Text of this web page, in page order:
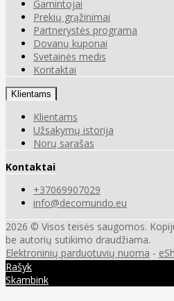
Gamintojai
Prekių grąžinimai
Partnerystės programa
Dovanų kuponai
Svetainės medis
Kontaktai
Klientams
Klientams
Užsakymų istorija
Norų sąrašas
Kontaktai
+37069907029
info@decomundo.eu
2026 © Visos teisės saugomos.
be autorių sutikimo draudžiama.
Elektroninių parduotuvių nuoma -
Rašyk
Skambink